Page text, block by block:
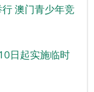
澳门青少年竞
日起实施临时